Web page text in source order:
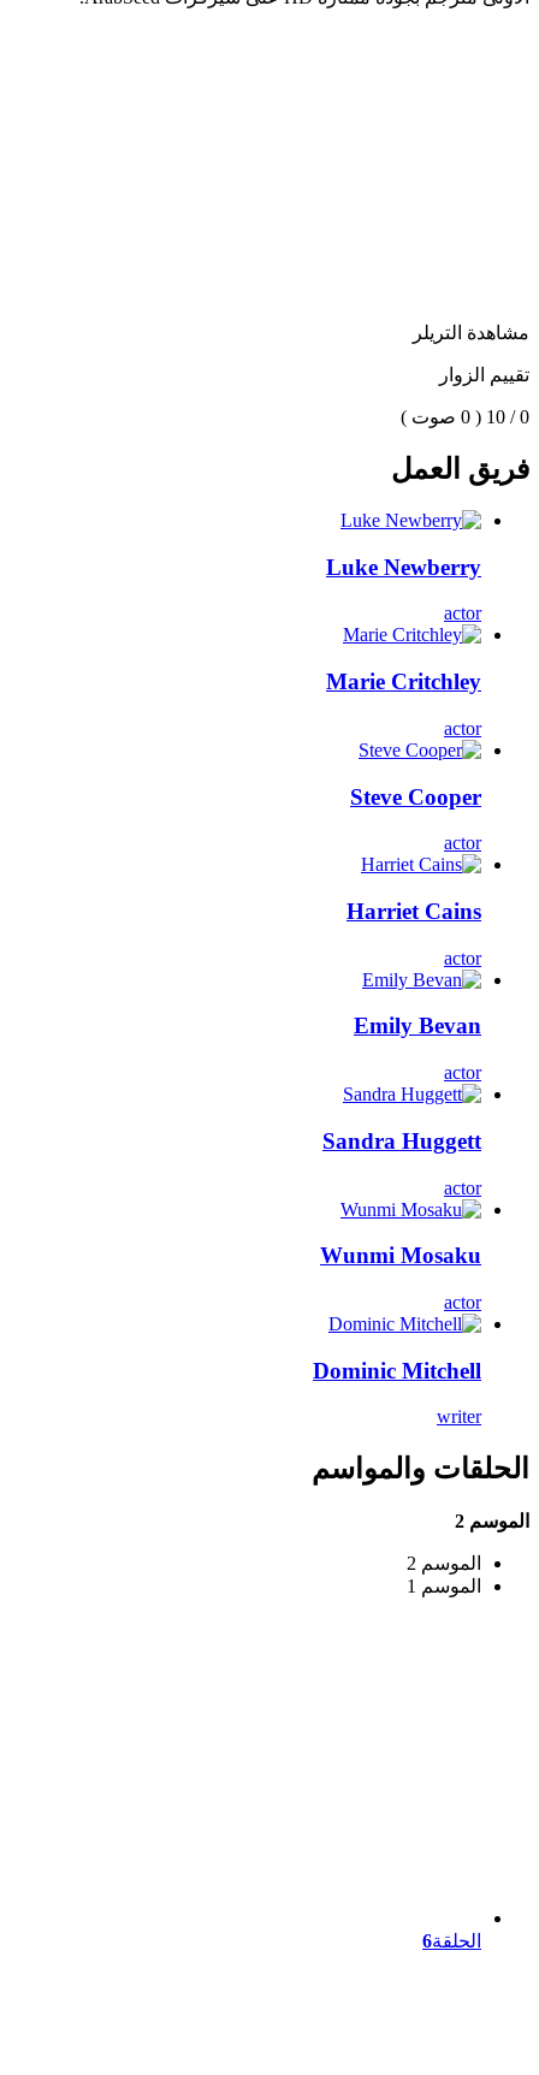
مشاهدة التريلر
تقييم الزوار
0 / 10 ( 0 صوت )
فريق العمل
Luke Newberry
actor
Marie Critchley
actor
Steve Cooper
actor
Harriet Cains
actor
Emily Bevan
actor
Sandra Huggett
actor
Wunmi Mosaku
actor
Dominic Mitchell
writer
الحلقات والمواسم
الموسم 2
الموسم 2
الموسم 1
الحلقة6